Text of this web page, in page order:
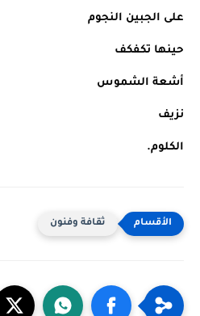
على الجبين النجوم
حينها تكفكف
أشعة الشموس
نزيف
الكلوم.
ثقافة وفنون